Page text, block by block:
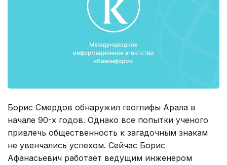
Борис Смердов обнаружил геоглифы Арала в
начале 90-х годов. Однако все попытки ученого
привлечь общественность к загадочным знакам
не увенчались успехом. Сейчас Борис
Афанасьевич работает ведущим инженером